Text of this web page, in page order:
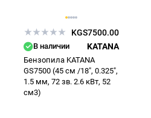
KGS7500.00
В наличии KATANA
Бензопила KATANA
GS7500 (45 см /18", 0.325",
1.5 мм, 72 зв. 2.6 кВт, 52
см3)